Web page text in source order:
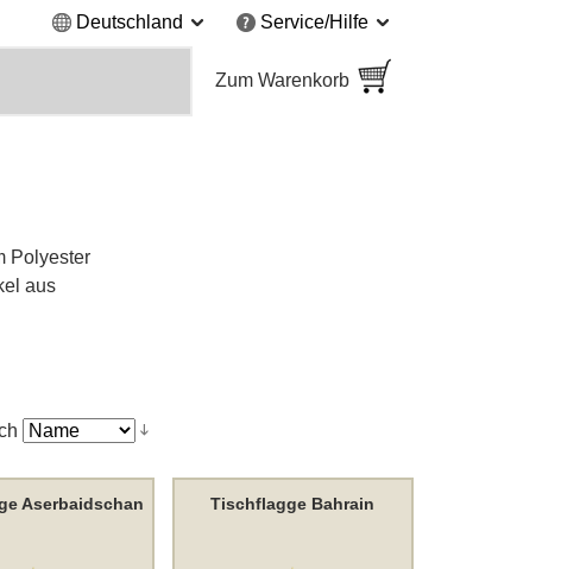
Deutschland Service/Hilfe
Zum Warenkorb
Polyester
aus
Aserbaidschan Tischflagge Bahrain